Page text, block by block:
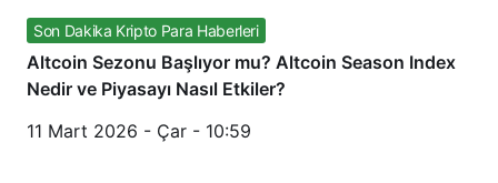
Son Dakika Kripto Para Haberleri
Altcoin Sezonu Başlıyor mu? Altcoin Season Index
Nedir ve Piyasayı Nasıl Etkiler?
11 Mart 2026 - Çar - 10:59